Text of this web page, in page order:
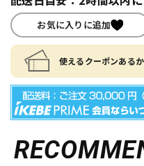
お気に入りに追加
使えるクーポンある